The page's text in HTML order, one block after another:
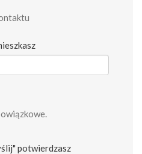
potwierdzasz